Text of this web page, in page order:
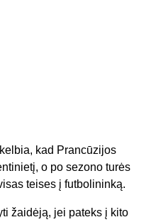
kad Prancūzijos
o po sezono turės
teises į futbolininką.
žaidėją, jei pateks į kito